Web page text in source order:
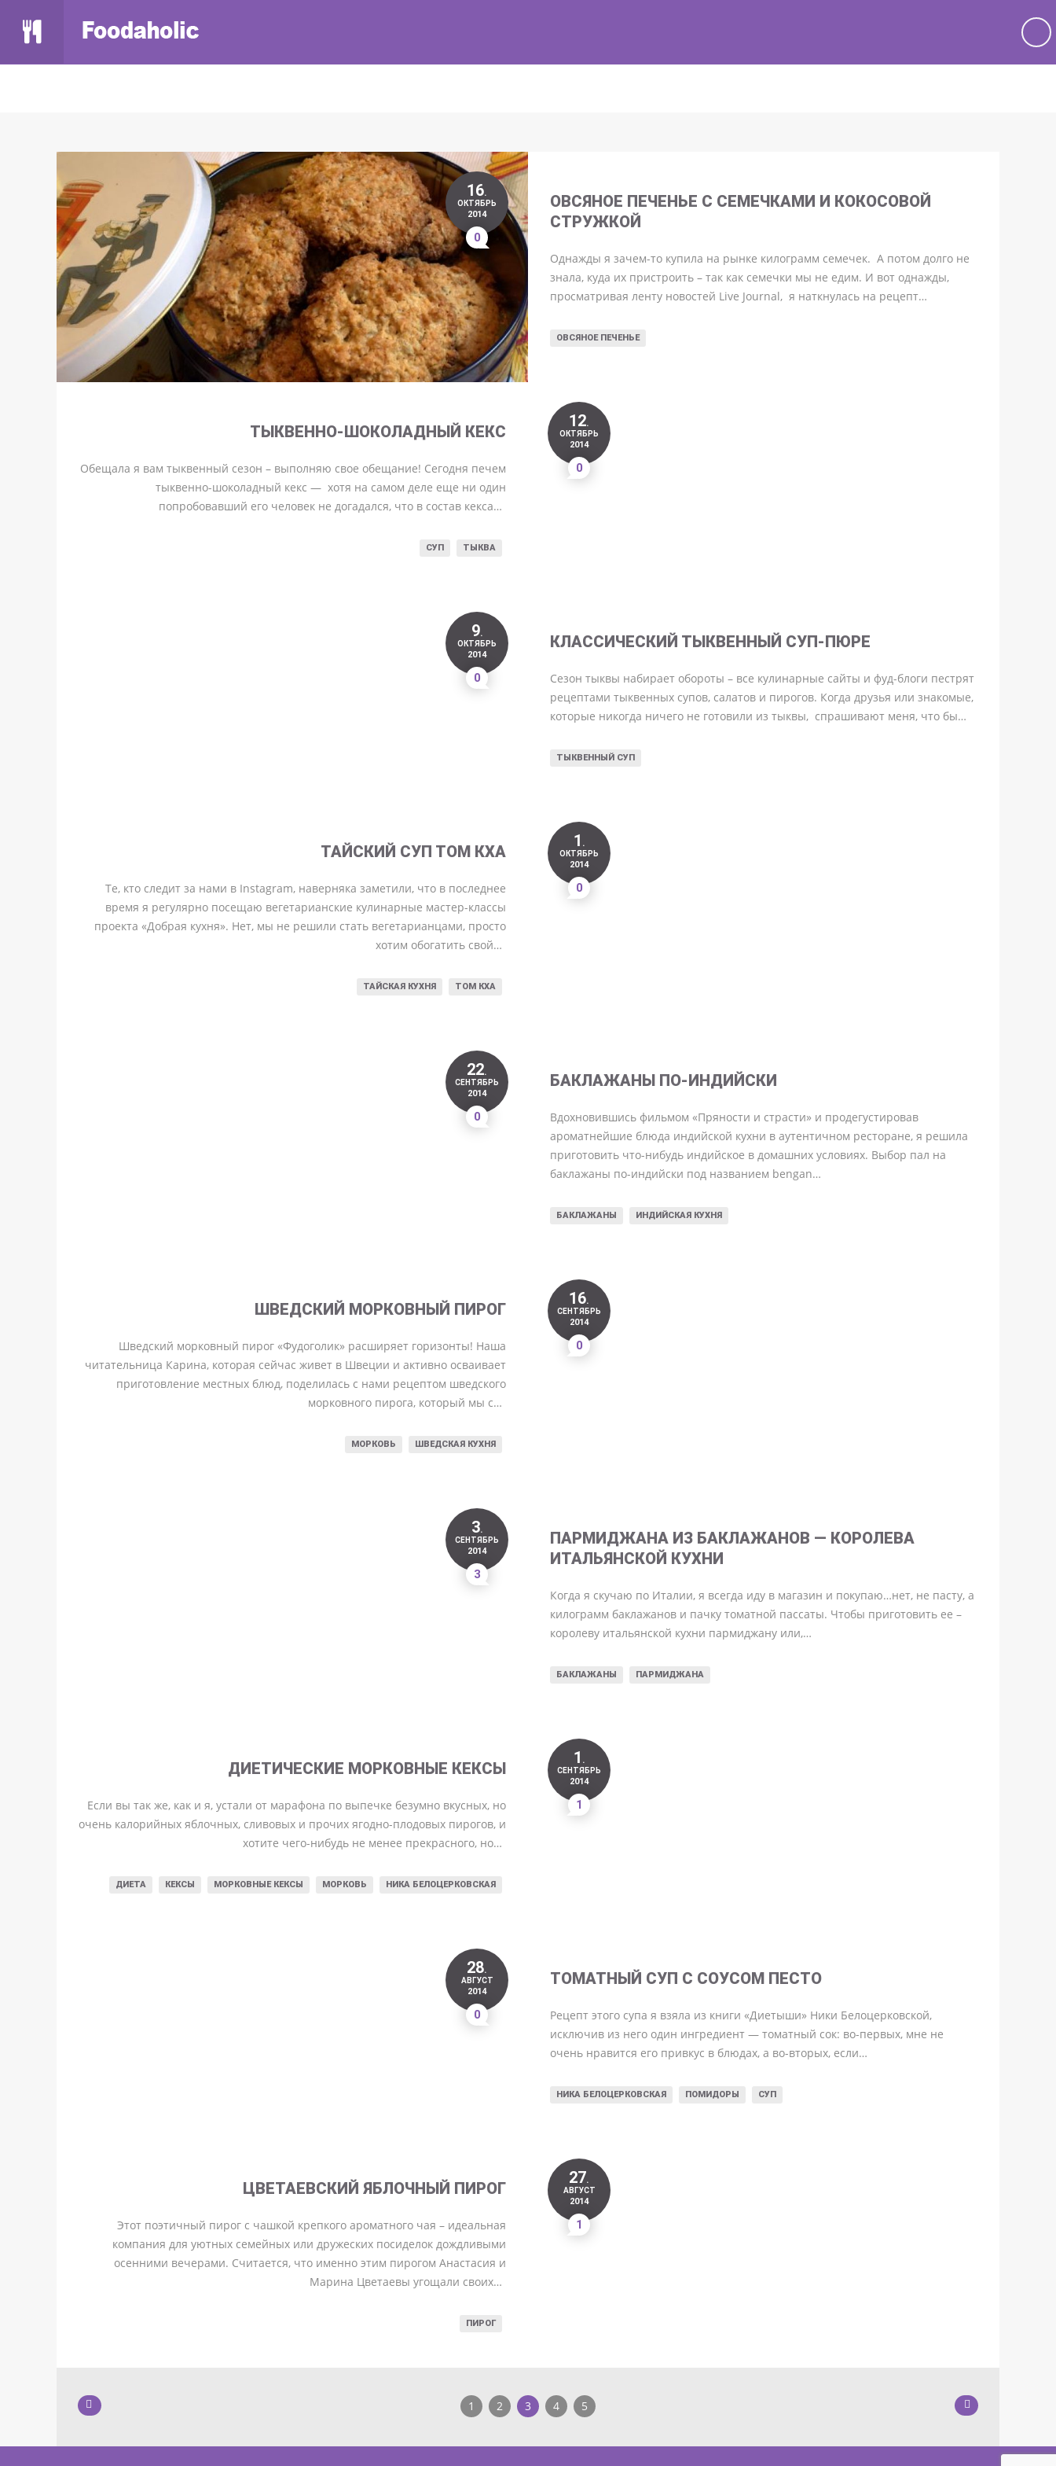
16.
ОКТЯБРЬ
2014
0
ОВСЯНОЕ ПЕЧЕНЬЕ С СЕМЕЧКАМИ И КОКОСОВОЙ
СТРУЖКОЙ
Однажды я зачем-то купила на рынке килограмм семечек. А потом долго не
знала, куда их пристроить – так как семечки мы не едим. И вот однажды,
просматривая ленту новостей Live Journal, я наткнулась на рецепт…
ОВСЯНОЕ ПЕЧЕНЬЕ
12.
ОКТЯБРЬ
2014
0
ТЫКВЕННО-ШОКОЛАДНЫЙ КЕКС
Обещала я вам тыквенный сезон – выполняю свое обещание! Сегодня печем
тыквенно-шоколадный кекс — хотя на самом деле еще ни один
попробовавший его человек не догадался, что в состав кекса…
СУП ТЫКВА
9.
ОКТЯБРЬ
2014
0
КЛАССИЧЕСКИЙ ТЫКВЕННЫЙ СУП-ПЮРЕ
Сезон тыквы набирает обороты – все кулинарные сайты и фуд-блоги пестрят
рецептами тыквенных супов, салатов и пирогов. Когда друзья или знакомые,
которые никогда ничего не готовили из тыквы, спрашивают меня, что бы…
ТЫКВЕННЫЙ СУП
1 .
ОКТЯБРЬ
2014
0
ТАЙСКИЙ СУП ТОМ КХА
Те, кто следит за нами в Instagram, наверняка заметили, что в последнее
время я регулярно посещаю вегетарианские кулинарные мастер-классы
проекта «Добрая кухня». Нет, мы не решили стать вегетарианцами, просто
хотим обогатить свой…
ТАЙСКАЯ КУХНЯ ТОМ КХА
22.
СЕНТЯБРЬ
2014
0
БАКЛАЖАНЫ ПО-ИНДИЙСКИ
Вдохновившись фильмом «Пряности и страсти» и продегустировав
ароматнейшие блюда индийской кухни в аутентичном ресторане, я решила
приготовить что-нибудь индийское в домашних условиях. Выбор пал на
баклажаны по-индийски под названием bengan…
БАКЛАЖАНЫ ИНДИЙСКАЯ КУХНЯ
16.
СЕНТЯБРЬ
2014
0
ШВЕДСКИЙ МОРКОВНЫЙ ПИРОГ
Шведский морковный пирог «Фудоголик» расширяет горизонты! Наша
читательница Карина, которая сейчас живет в Швеции и активно осваивает
приготовление местных блюд, поделилась с нами рецептом шведского
морковного пирога, который мы с…
МОРКОВЬ ШВЕДСКАЯ КУХНЯ
3.
СЕНТЯБРЬ
2014
3
ПАРМИДЖАНА ИЗ БАКЛАЖАНОВ — КОРОЛЕВА
ИТАЛЬЯНСКОЙ КУХНИ
Когда я скучаю по Италии, я всегда иду в магазин и покупаю…нет, не пасту, а
килограмм баклажанов и пачку томатной пассаты. Чтобы приготовить ее –
королеву итальянской кухни пармиджану или,…
БАКЛАЖАНЫ ПАРМИДЖАНА
1 .
СЕНТЯБРЬ
2014
1
ДИЕТИЧЕСКИЕ МОРКОВНЫЕ КЕКСЫ
Если вы так же, как и я, устали от марафона по выпечке безумно вкусных, но
очень калорийных яблочных, сливовых и прочих ягодно-плодовых пирогов, и
хотите чего-нибудь не менее прекрасного, но…
ДИЕТА КЕКСЫ МОРКОВНЫЕ КЕКСЫ МОРКОВЬ НИКА БЕЛОЦЕРКОВСКАЯ
28.
АВГУСТ
2014
0
ТОМАТНЫЙ СУП С СОУСОМ ПЕСТО
Рецепт этого супа я взяла из книги «Диетыши» Ники Белоцерковской,
исключив из него один ингредиент — томатный сок: во-первых, мне не
очень нравится его привкус в блюдах, а во-вторых, если…
НИКА БЕЛОЦЕРКОВСКАЯ ПОМИДОРЫ СУП
27.
АВГУСТ
2014
1
ЦВЕТАЕВСКИЙ ЯБЛОЧНЫЙ ПИРОГ
Этот поэтичный пирог с чашкой крепкого ароматного чая – идеальная
компания для уютных семейных или дружеских посиделок дождливыми
осенними вечерами. Считается, что именно этим пирогом Анастасия и
Марина Цветаевы угощали своих…
ПИРОГ
1 2 3 4 5